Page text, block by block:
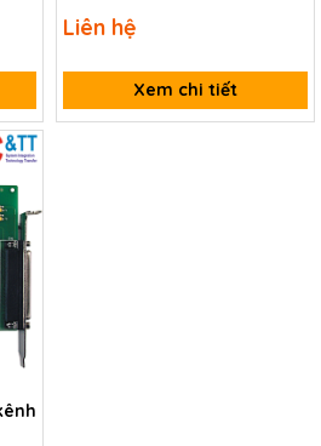
ICP DAS ISO-DA16 CR
Liên hệ
Xem chi tiết